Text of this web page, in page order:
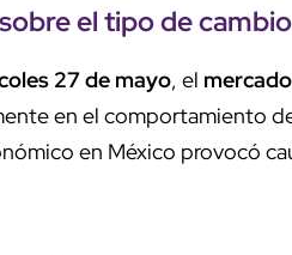
eltipo de cambio
27 de mayo, el
en el comportamiento
en México provocó